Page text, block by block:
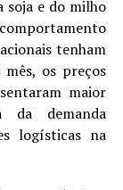
Com
principal
atuação na
soja e do milho
tenham
os preços
maior
da demanda
logísticas na